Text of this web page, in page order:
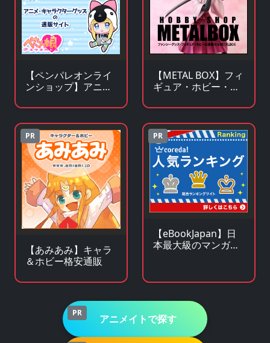
【ペンパレオンライ
ンショップ】アニ
ッズの通販サイト
【METAL BOX】フィ
ギュア・ホビー・フ
販サイト
PR
【あみあみ】キャラ
＆ホビー格安通販
PR
【eBookJapan】日
本最大級のマンガ
PR アニメイトで探す